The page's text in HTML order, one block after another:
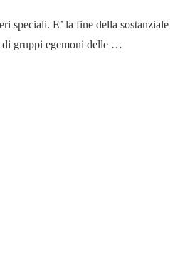
speciali. E’ la fine della sostanziale
di gruppi egemoni delle …